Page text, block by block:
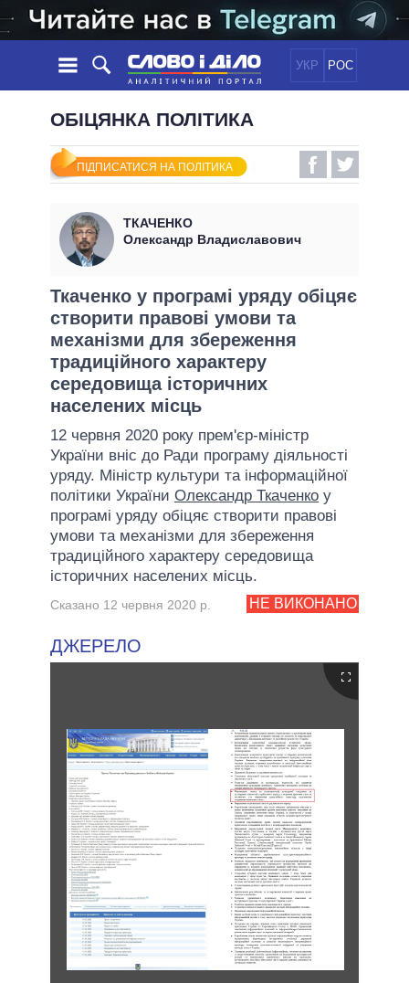
УКР РОС
НОВИНИ
СТРІЧКА
ПОДІЇ
СТАТТІ
ДУМКИ
ОГЛЯДИ
ДАЙДЖЕСТИ
ПОЛІТИКА
ЕКОНОМІКА
СВІТ
ОБIЦЯНКИ
УСІ ПОЛІТИКИ
ПРЕЗИДЕНТ І ОФІС
ВЕРХОВНА РАДА
КАБІНЕТ МІНІСТРІВ
ГОЛОВИ ОБЛАДМІНІСТРАЦІЙ
МЕРИ МІСТ
ВСІ ПЕРСОНИ
ІНФОГРАФІКА
ПІДТРИМАТИ
ПОРІВНЯННЯ ПОЛІТИКІВ
ОБІЦЯНКА ПОЛІТИКА
ПІДПИСАТИСЯ НА ПОЛІТИКА
ТКАЧЕНКО
Олександр Владиславович
Ткаченко у програмі уряду обіцяє
створити правові умови та
механізми для збереження
традиційного характеру
середовища історичних
населених місць
12 червня 2020 року прем'єр-міністр
України вніс до Ради програму діяльності
уряду. Міністр культури та інформаційної
політики України Олександр Ткаченко у
програмі уряду обіцяє створити правові
умови та механізми для збереження
традиційного характеру середовища
історичних населених місць.
НЕ ВИКОНАНО
Сказано 12 червня 2020 р.
ДЖЕРЕЛО